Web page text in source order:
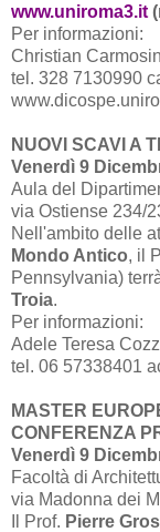
www.uniroma3.it
Per informazioni:
Christian
tel. 328 7130990
NUOVI SCAVI A
Venerdì 9
Aula del
via Ostiense 234/
Nell'ambito delle
Mondo Antico, il
Pennsylvania)
Troia.
Per informazioni:
Adele Teresa
tel. 06 57338401
MASTER
CONFERENZA
Venerdì 9
Facoltà di
via Madonna dei
Il Prof. Pierre Gros